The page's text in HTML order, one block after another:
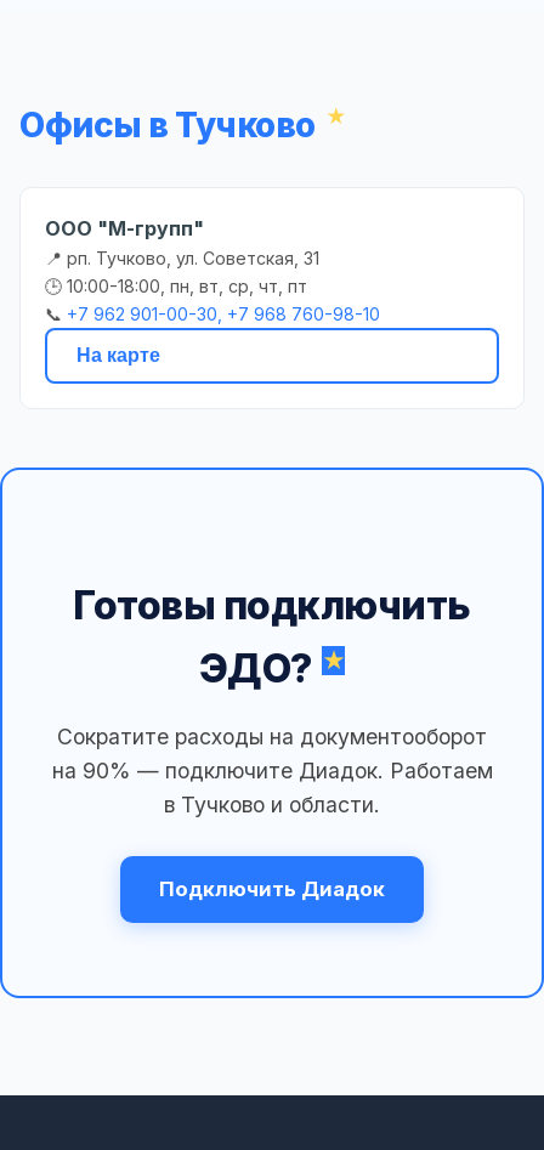
Офисы в Тучково
ООО "М-групп"
📍 рп. Тучково, ул. Советская, 31
🕒 10:00-18:00, пн, вт, ср, чт, пт
📞 +7 962 901-00-30, +7 968 760-98-10
На карте
Готовы подключить
ЭДО?
Сократите расходы на документооборот
на 90% — подключите Диадок. Работаем
в Тучково и области.
Подключить Диадок